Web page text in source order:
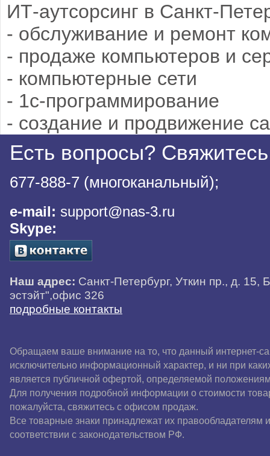
ИТ-аутсорсинг в Санкт-
- обслуживание и ремонт
- продаже компьютеров и
- компьютерные сети
- 1c-программирование
- создание и продвижение
Есть вопросы?
677-888-7 (многоканальный);
e-mail: support@nas-3.ru
Skype:
Наш адрес: Санкт-Петербург, Уткин пр., д. 15,
эстэйт",офис 326
подробные контакты
Обращаем ваше внимание на то, что данный интернет-
исключительно информационный характер, и ни при
является публичной офертой, определяемой
Для получения подробной информации о стоимости
пожалуйста, свяжитесь с офисом продаж.
Все товарные знаки принадлежат их правообладателям
соответствии с законодательством РФ.